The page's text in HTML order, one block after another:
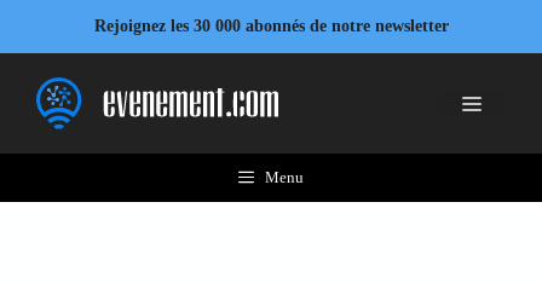
contenu
Rejoignez les 30 000 abonnés de notre newsletter
Menu
Menu